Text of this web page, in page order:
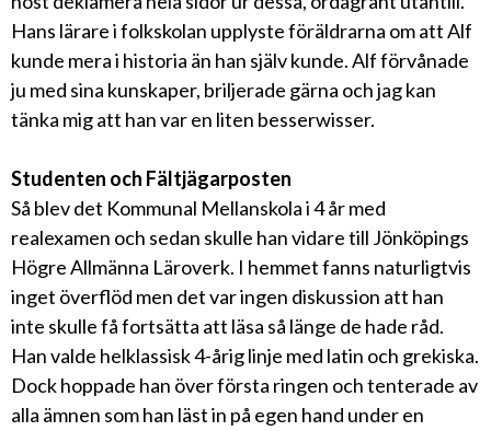
Hans lärare i folkskolan upplyste föräldrarna om att Alf
kunde mera i historia än han själv kunde. Alf förvånade
ju med sina kunskaper, briljerade gärna och jag kan
tänka mig att han var en liten besserwisser.
Studenten och Fältjägarposten
Så blev det Kommunal Mellanskola i 4 år med
realexamen och sedan skulle han vidare till Jönköpings
Högre Allmänna Läroverk. I hemmet fanns naturligtvis
inget överflöd men det var ingen diskussion att han
inte skulle få fortsätta att läsa så länge de hade råd.
Han valde helklassisk 4-årig linje med latin och grekiska.
Dock hoppade han över första ringen och tenterade av
alla ämnen som han läst in på egen hand under en